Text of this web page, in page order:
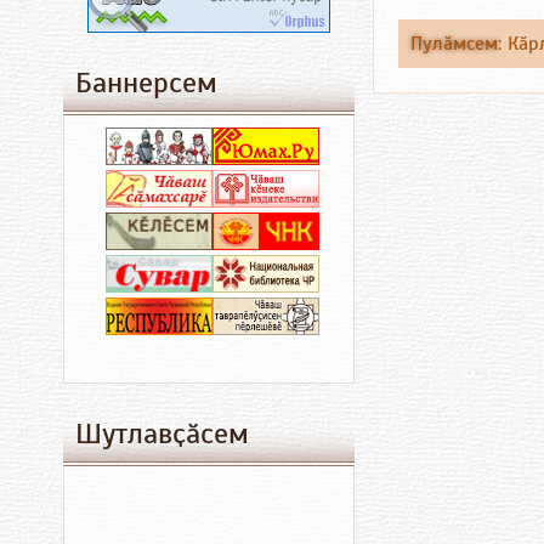
Пулӑмсем:
Баннерсем
Шутлавҫӑсем